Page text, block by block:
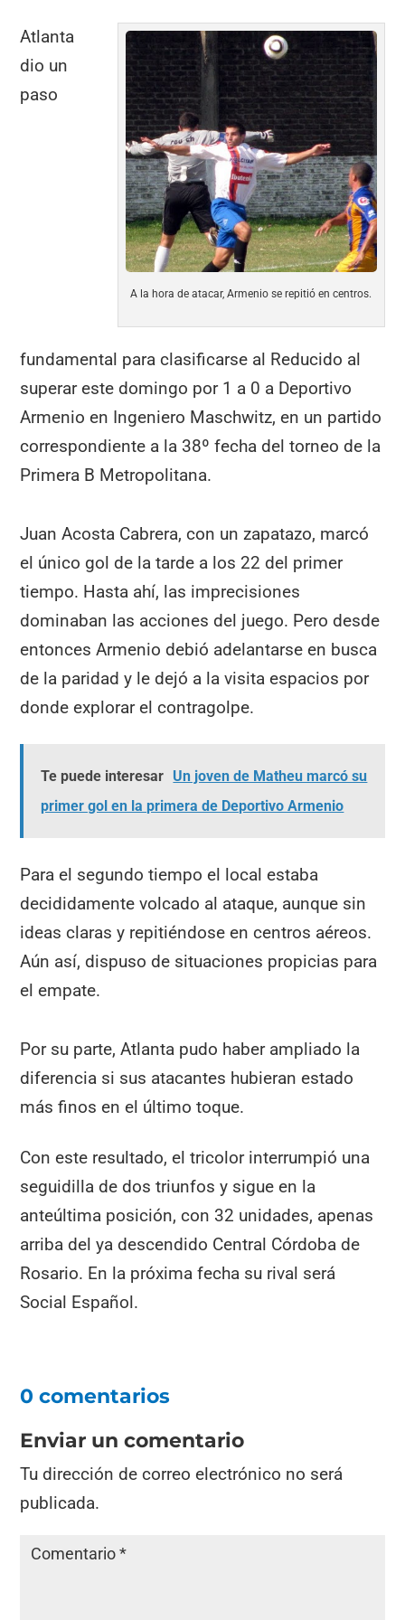
A la hora de atacar, Armenio se repitió en centros.
Atlanta
dio un
paso
fundamental para clasificarse al Reducido al
superar este domingo por 1 a 0 a Deportivo
Armenio en Ingeniero Maschwitz, en un partido
correspondiente a la 38º fecha del torneo de la
Primera B Metropolitana.
Juan Acosta Cabrera, con un zapatazo, marcó
el único gol de la tarde a los 22 del primer
tiempo. Hasta ahí, las imprecisiones
dominaban las acciones del juego. Pero desde
entonces Armenio debió adelantarse en busca
de la paridad y le dejó a la visita espacios por
donde explorar el contragolpe.
Te puede interesar Un joven de Matheu marcó su
primer gol en la primera de Deportivo Armenio
Para el segundo tiempo el local estaba
decididamente volcado al ataque, aunque sin
ideas claras y repitiéndose en centros aéreos.
Aún así, dispuso de situaciones propicias para
el empate.
Por su parte, Atlanta pudo haber ampliado la
diferencia si sus atacantes hubieran estado
más finos en el último toque.
Con este resultado, el tricolor interrumpió una
seguidilla de dos triunfos y sigue en la
anteúltima posición, con 32 unidades, apenas
arriba del ya descendido Central Córdoba de
Rosario. En la próxima fecha su rival será
Social Español.
0 comentarios
Enviar un comentario
Tu dirección de correo electrónico no será
publicada.